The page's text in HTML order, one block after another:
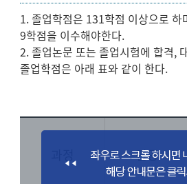
1. 졸업학점은 131학점 이상으로
9학점을 이수해야한다.
2. 졸업논문 또는 졸업시험에 합격,
졸업학점은 아래 표와 같이 한다.
전공